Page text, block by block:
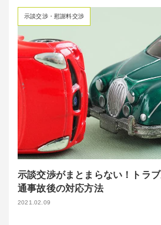
示談交渉・慰謝料交渉
示談交渉がまとまらない！トラ
通事故後の対応方法
2021.02.09